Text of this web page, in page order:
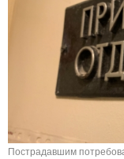
Пострадавшим